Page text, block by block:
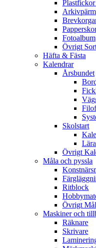
Fotoalbum
Övrigt
Häfta & Fästa
Kalendrar
Årsbundet
Skolstart
Övrigt
Måla och pyssla
Ritblock
Övrigt
Maskiner och
Räknare
Skrivare